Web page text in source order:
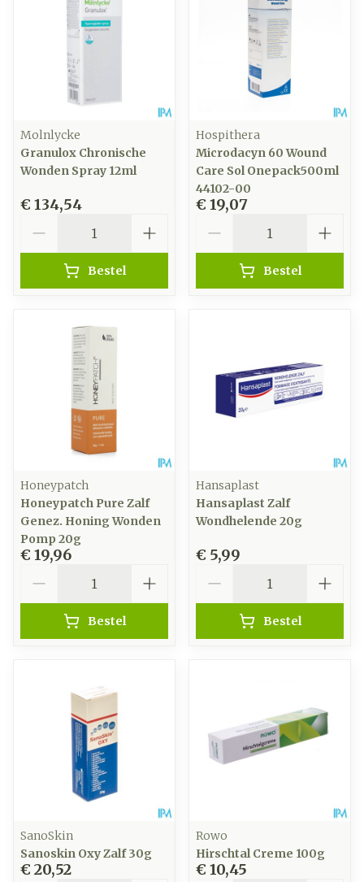
Molnlycke
Granulox Chronische
Wonden Spray 12ml
€ 134,54
Bestel
Hospithera
Microdacyn 60 Wound
Care Sol Onepack500ml
44102-00
€ 19,07
Bestel
Honeypatch
Honeypatch Pure Zalf
Genez. Honing Wonden
Pomp 20g
€ 19,96
Bestel
Hansaplast
Hansaplast Zalf
Wondhelende 20g
€ 5,99
Bestel
SanoSkin
Sanoskin Oxy Zalf 30g
€ 20,52
Rowo
Hirschtal Creme 100g
€ 10,45